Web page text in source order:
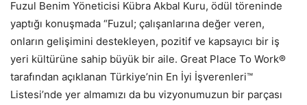
Fuzul Benim Yöneticisi Kübra Akbal Kuru, ödül töreninde
yaptığı konuşmada “Fuzul; çalışanlarına değer veren,
onların gelişimini destekleyen, pozitif ve kapsayıcı bir iş
yeri kültürüne sahip büyük bir aile. Great Place To Work®
tarafından açıklanan Türkiye’nin En İyi İşverenleri™
Listesi’nde yer almamızı da bu vizyonumuzun bir parçası